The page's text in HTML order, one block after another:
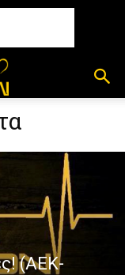
(ΑΕΚ-